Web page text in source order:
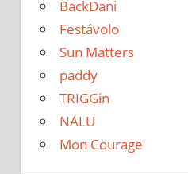
BackDani
Festávolo
Sun Matters
paddy
TRIGGin
NALU
Mon Courage